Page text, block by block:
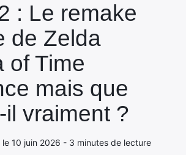
: Le remake
de Zelda
of Time
mais que
il vraiment ?
le 10 juin 2026 - 3 minutes de lecture